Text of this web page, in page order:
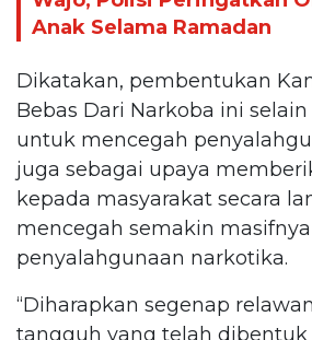
Anak Selama Ramadan
Dikatakan, pembentukan
Bebas Dari Narkoba ini
untuk mencegah
juga sebagai upaya
kepada masyarakat secara
mencegah semakin
penyalahgunaan narkotika.
“Diharapkan segenap
tangguh yang telah